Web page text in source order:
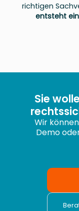
richtigen
entsteht
Sie
Wir
Demo